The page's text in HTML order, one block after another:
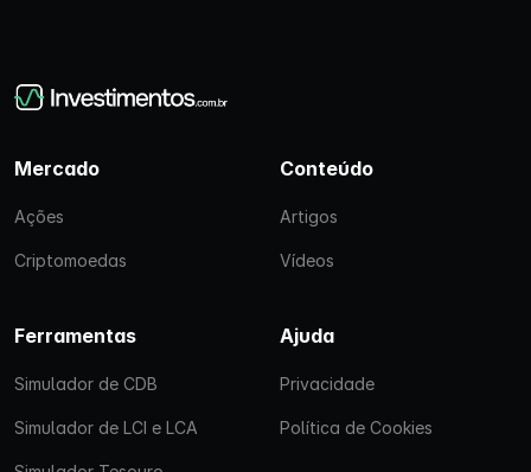
Mercado
Ações
Criptomoedas
Conteúdo
Artigos
Vídeos
Ferramentas
Simulador de CDB
Simulador de LCI e LCA
Ajuda
Privacidade
Política de Cookies